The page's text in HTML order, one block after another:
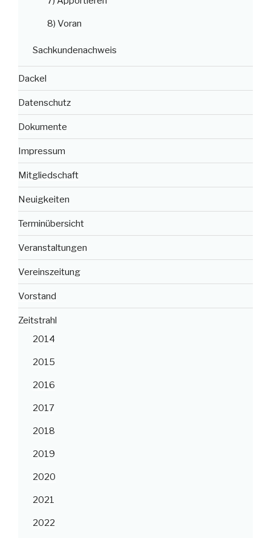
8) Voran
Sachkundenachweis
Dackel
Datenschutz
Dokumente
Impressum
Mitgliedschaft
Neuigkeiten
Terminübersicht
Veranstaltungen
Vereinszeitung
Vorstand
Zeitstrahl
2014
2015
2016
2017
2018
2019
2020
2021
2022